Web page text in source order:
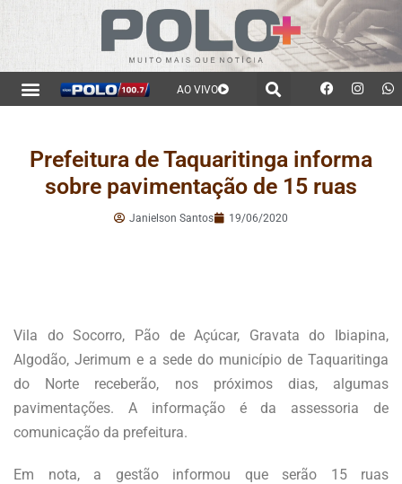
AO VIVO
Prefeitura de Taquaritinga informa
sobre pavimentação de 15 ruas
Janielson Santos 19/06/2020
Vila do Socorro, Pão de Açúcar, Gravata do Ibiapina,
Algodão, Jerimum e a sede do município de Taquaritinga
do Norte receberão, nos próximos dias, algumas
pavimentações. A informação é da assessoria de
comunicação da prefeitura.
Em nota, a gestão informou que serão 15 ruas